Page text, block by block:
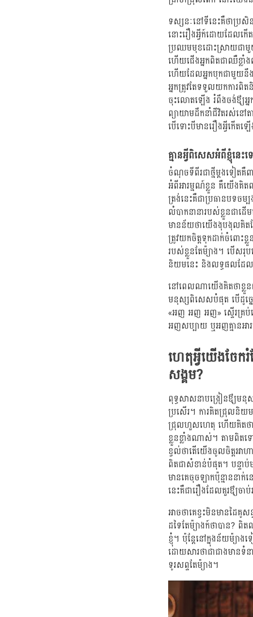
ទស្សនៈនៅទីនេះគឺថាប្រ
នោះរឿងអ្វីក៍ដោយដែលកើត
ប្រឈមមុខដោះស្រាយជាមួ
ហើយជើងអ្នកពិតជាឈឺខ្លាំ
ហើយដែលអ្នកបុកជាមួយនឹង
អ្នកត្រូវតែទទួលយកការពិ
ចុះលោតឡើង រំពឹងចង់ឳ្យអ្
ព្យាយាមដឹកនាំជីវិតរស់នៅ
បើទោះបីមានរឿងអ្វីកើតឡ
គ្មានអ្វីពិសេសអំពីខ្ញុំនេះទេ
ចំណុចទីពីរជាថ្មីម្តងទៀតគឺព
អំពីអារម្មណ៍ខ្លួន គឺយើងគិ
ត្រង់នេះគឺជាប្រធានបទចម្
លំបាកនានារបស់ខ្លួនជាដ
មានន័យថាយើងងុបងុលគិតត
ត្រូវយកចិត្តទុកដាក់ចំពោះខ្
របស់ខ្លួនតែម៉្យាង។ បើសរុ
និយមនេះ និងលទ្ធផលដែល
នៅពេលណាយើងគិតថាខ្លួ
មនុស្សពិសេសបំផុត បើដូច្ន
«អញ អញ អញ» ស្ទើរគ្រ
អញសប្បាយ ឬអញគ្មានអា
ហេតុអ្វីយើងចែ
សង្គម?
ពុទ្ធសាសនាបង្រៀនឳ្យមនុ
ប្រសើរ។ ការគិតជ្រុលនិយ
ជ្រុលហួសហេតុ ហើយគិតថាពិ
ខ្លួនខ្លាំងណាស់។ តាមពិតទ
ខ្វល់ថាតើយើងចូលចិត្តអា
ពិតជាសំខាន់បំផុត។ បន្ទាប់
មានគេចុចឡាកប៉ុន្មាននាក់
នេះគឺជារឿងដែលគួរឳ្យច
អាចថាគេខ្វះមិនមានដៃគូ
ដទៃតែម៉្យាងក៍ថាបាន? ពិ
ខ្ញុំ។ ប៉ុន្តែនៅក្នុងន័យម៉្យាងទ
ដោយសារថាជាជាងមានទំន
ទូរសព្ទតែម៉្យាង។